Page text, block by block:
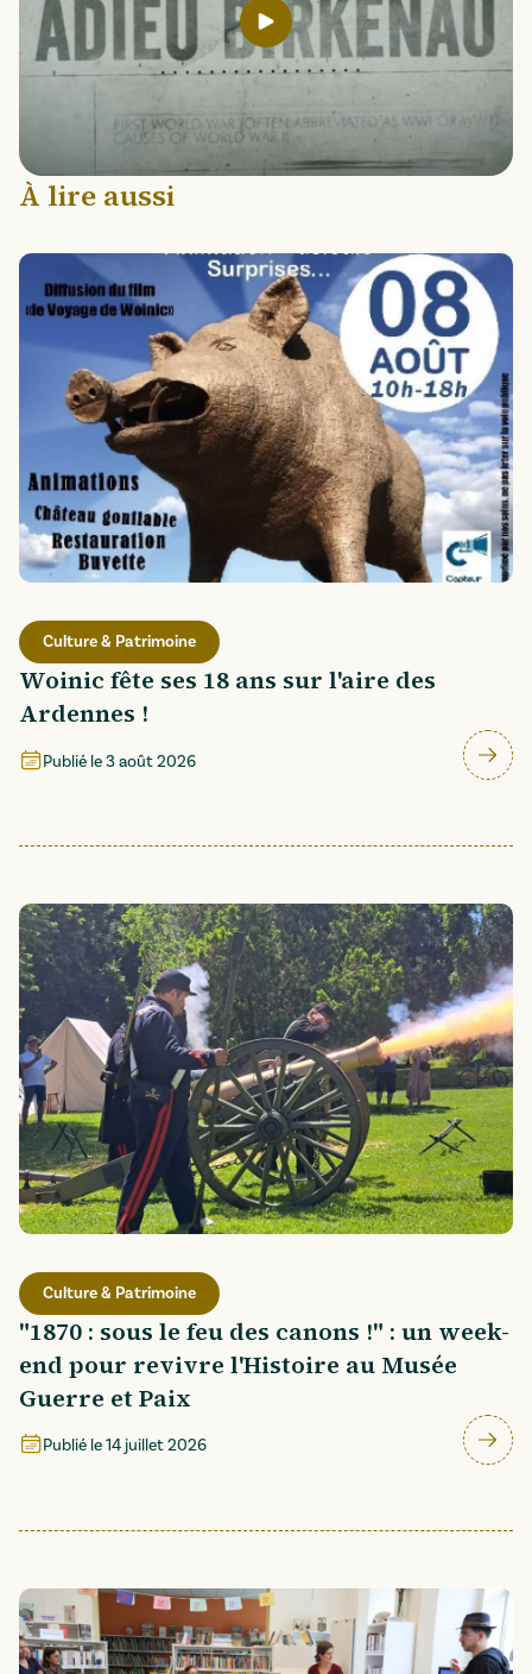
Lancer la video
À lire aussi
Culture & Patrimoine
Woinic fête ses 18 ans sur l'aire des
Ardennes !
Publié le3 août 2026
Culture & Patrimoine
"1870 : sous le feu des canons !" : un week-
end pour revivre l'Histoire au Musée
Guerre et Paix
Publié le14 juillet 2026